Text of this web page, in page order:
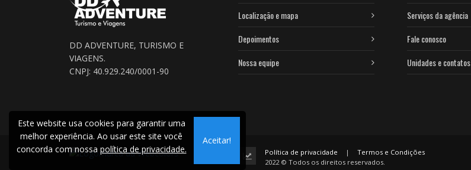
DD ADVENTURE, TURISMO E
VIAGENS.
CNPJ: 40.929.240/0001-90
Localização e mapa
Depoimentos
Nossa equipe
Serviços da agência
Fale conosco
Unidades e contatos
Política de privacidade |
Termos e Condições
2022 © Todos os direitos reservados.
Este website usa cookies para garantir uma
melhor experiência. Ao usar este site você
concorda com nossa política de privacidade.
Aceitar!